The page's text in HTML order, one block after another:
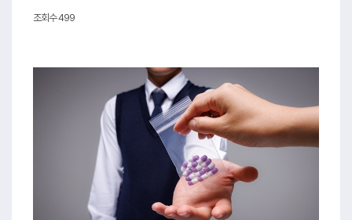
조회수 499